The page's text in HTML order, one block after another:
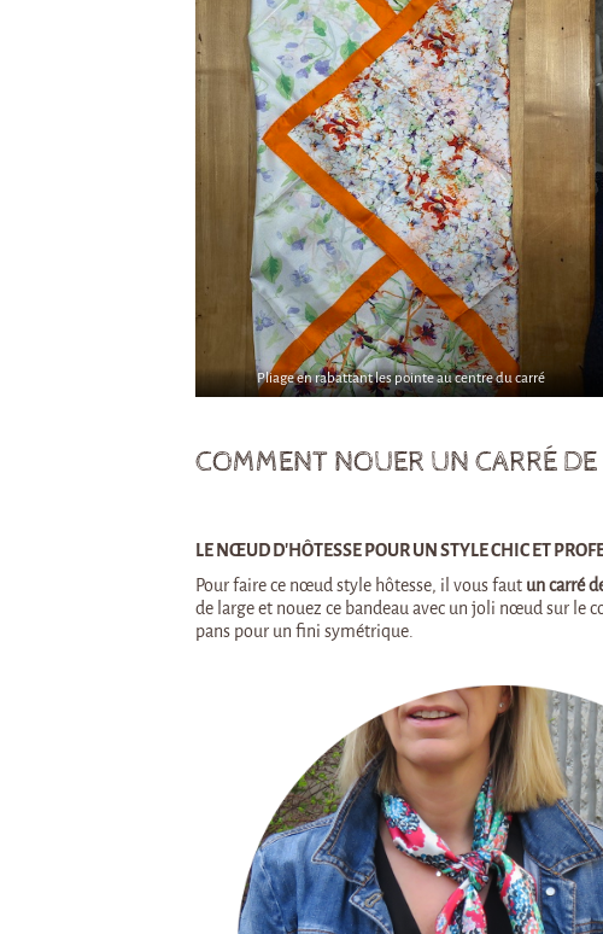
Pliage en rabattant les pointe au centre du carré
COMMENT NOUER UN CARRÉ
LE NŒUD D’HÔTESSE POUR UN STYLE CHIC ET
Pour faire ce nœud style hôtesse, il vous faut un carré
de large et nouez ce bandeau avec un joli nœud sur le
pans pour un fini symétrique.